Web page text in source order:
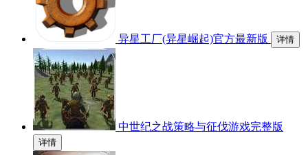
异星工厂(异星崛起)官方最新版 详情
中世纪之战策略与征伐游戏完整版
详情